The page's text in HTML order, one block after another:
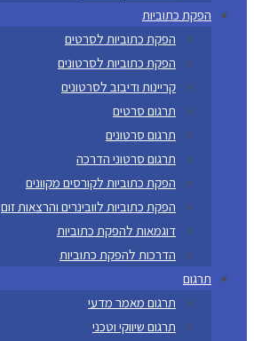
הפקת כתוביות
הפקת כתוביות לסרטים
הפקת כתוביות לסרטונים
קריינות ודיבוב לסרטונים
תרגום סרטים
תרגום סרטונים
תרגום סרטוני הדרכה
הפקת כתוביות לקורסים מקוונים
הפקת כתוביות לוובינרים והרצאות זום
דוגמאות להפקת כתוביות
הדרכות להפקת כתוביות
תרגום
תרגום מאמר מדעי
תרגום שיווקי וטכני